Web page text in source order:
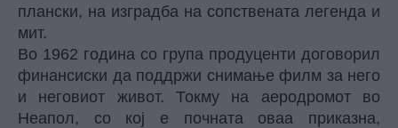
плански, на изградба на сопствената легенда и
мит.
Во 1962 година со група продуценти договорил
финансиски да поддржи снимање филм за него
и неговиот живот. Токму на аеродромот во
Неапол, со кој е почната оваа приказна,